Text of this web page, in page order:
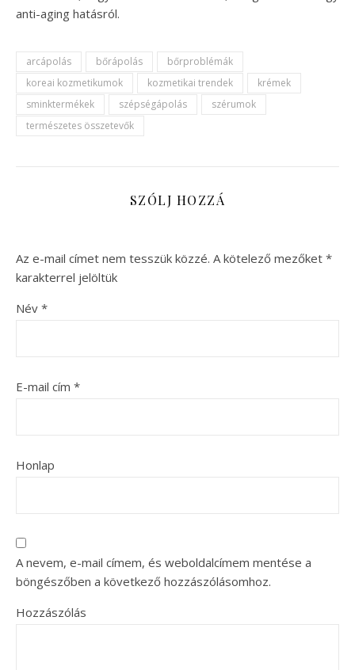
anti-aging hatásról.
arcápolás bőrápolás
bőrproblémák
koreai kozmetikumok
kozmetikai trendek
krémek
sminktermékek
szépségápolás
szérumok
természetes összetevők
SZÓLJ HOZZÁ
Az e-mail címet nem tesszük közzé. A kötelező mezőket *
karakterrel jelöltük
Név *
E-mail cím *
Honlap
A nevem, e-mail címem, és weboldalcímem mentése a
böngészőben a következő hozzászólásomhoz.
Hozzászólás